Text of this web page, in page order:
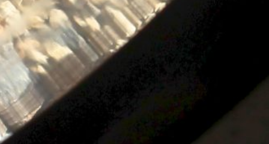
Ausbildungsangebot
Team
Anerkannte Prüfstelle
Räumlichkeiten und Ausstattung
Media